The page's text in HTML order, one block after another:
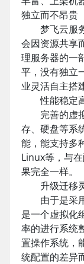
独立而不昂贵
梦飞云服务
会因资源共享
理服务器的一
平，没有独立
业灵活自主搭
性能稳定
完善的虚拟
存、硬盘等系
能，能支持多
Linux等，与
果完全一样。
升级迁移
由于是采用
是一个虚拟化
率的进行系统
置操作系统，
统配置的差异